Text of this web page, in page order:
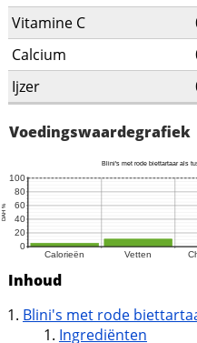
Vitamine C
Calcium
Ijzer
Voedingswaardegrafiek
Inhoud
Blini's met rode
Ingrediënten